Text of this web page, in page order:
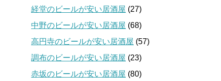
経堂のビールが安い居酒屋 (27)
中野のビールが安い居酒屋 (68)
高円寺のビールが安い居酒屋 (57)
調布のビールが安い居酒屋 (23)
赤坂のビールが安い居酒屋 (80)